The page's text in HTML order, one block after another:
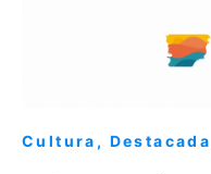
Cultura , Destacada